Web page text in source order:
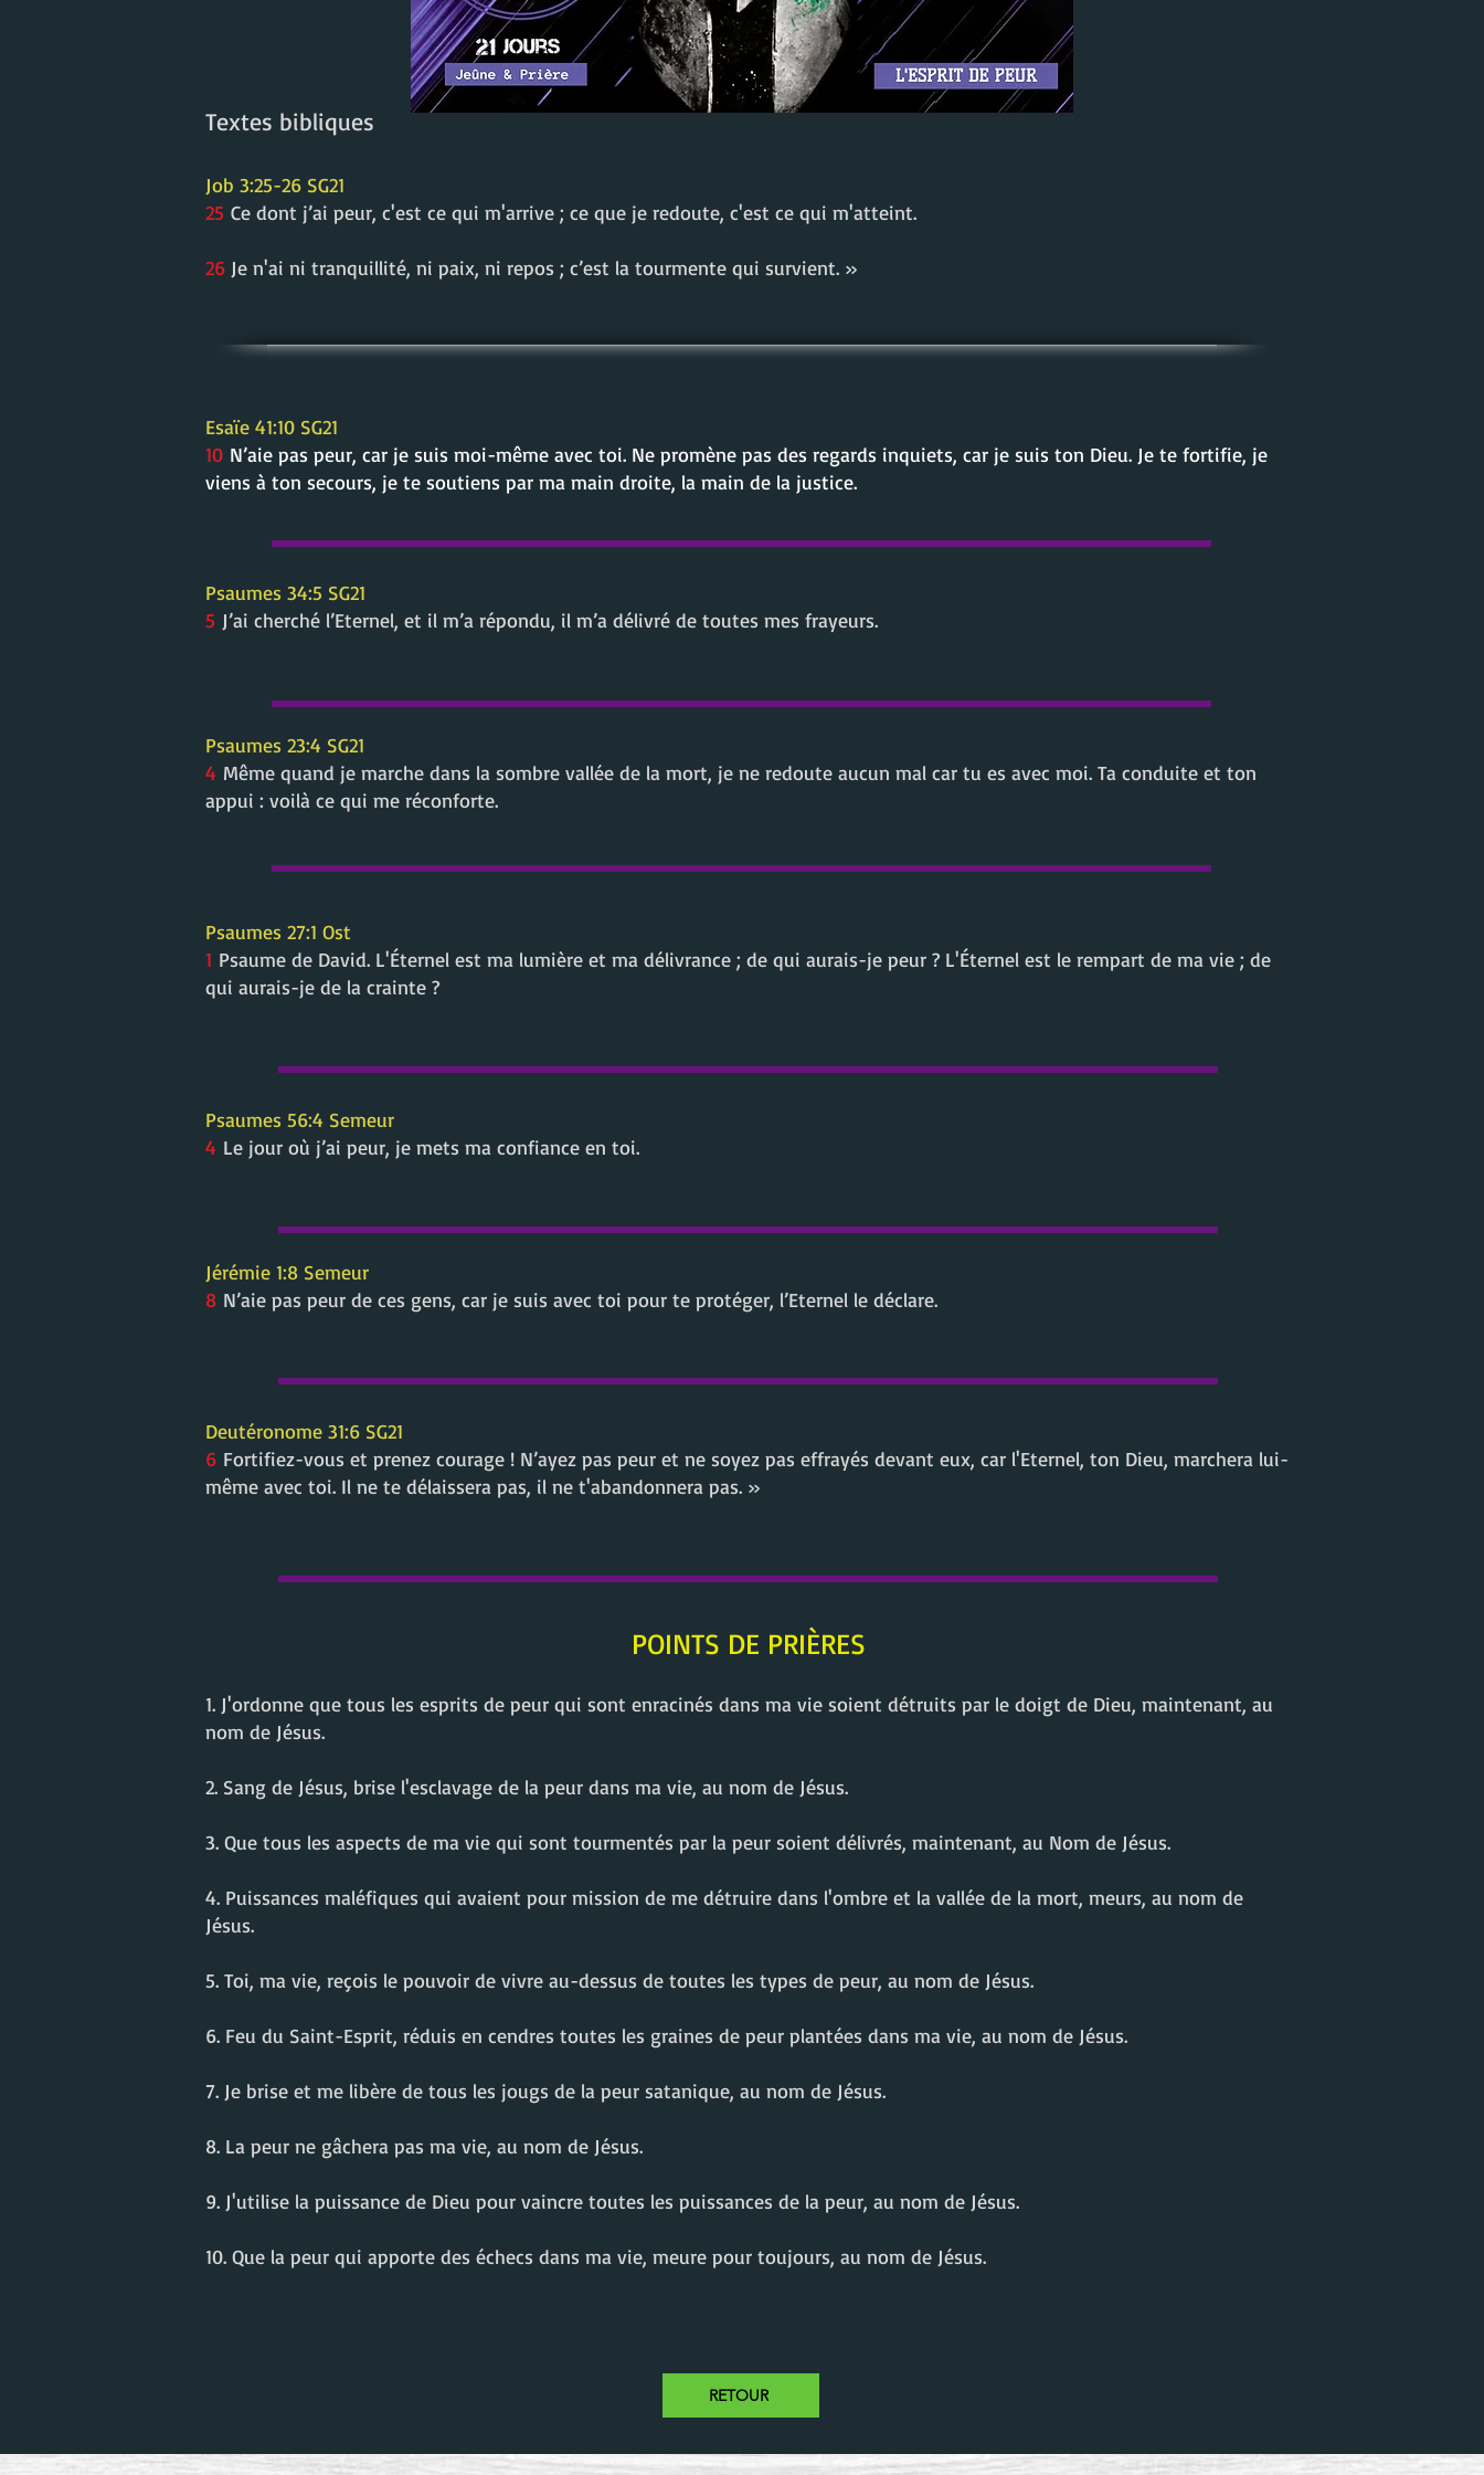
Textes bibliques
Job 3:25-26 SG21
25 Ce dont j’ai peur, c'est ce qui m'arrive ; ce que je redoute, c'est ce qui m'atteint.
26 Je n'ai ni tranquillité, ni paix, ni repos ; c’est la tourmente qui survient. »
Esaïe 41:10 SG21
10 N’aie pas peur, car je suis moi-même avec toi. Ne promène pas des regards inquiets, car je suis ton Dieu. Je te fortifie, je
viens à ton secours, je te soutiens par ma main droite, la main de la justice.
Psaumes 34:5 SG21
5 J’ai cherché l’Eternel, et il m’a répondu, il m’a délivré de toutes mes frayeurs.
Psaumes 23:4 SG21
4 Même quand je marche dans la sombre vallée de la mort, je ne redoute aucun mal car tu es avec moi. Ta conduite et ton
appui : voilà ce qui me réconforte.
Psaumes 27:1 Ost
1 Psaume de David. L'Éternel est ma lumière et ma délivrance ; de qui aurais-je peur ? L'Éternel est le rempart de ma vie ; de
qui aurais-je de la crainte ?
Psaumes 56:4 Semeur
4 Le jour où j’ai peur, je mets ma confiance en toi.
Jérémie 1:8 Semeur
8 N’aie pas peur de ces gens, car je suis avec toi pour te protéger, l’Eternel le déclare.
Deutéronome 31:6 SG21
6 Fortifiez-vous et prenez courage ! N’ayez pas peur et ne soyez pas effrayés devant eux, car l'Eternel, ton Dieu, marchera lui-
même avec toi. Il ne te délaissera pas, il ne t'abandonnera pas. »
POINTS DE PRIÈRES
1. J'ordonne que tous les esprits de peur qui sont enracinés dans ma vie soient détruits par le doigt de Dieu, maintenant, au
nom de Jésus.
2. Sang de Jésus, brise l'esclavage de la peur dans ma vie, au nom de Jésus.
3. Que tous les aspects de ma vie qui sont tourmentés par la peur soient délivrés, maintenant, au Nom de Jésus.
4. Puissances maléfiques qui avaient pour mission de me détruire dans l'ombre et la vallée de la mort, meurs, au nom de
Jésus.
5. Toi, ma vie, reçois le pouvoir de vivre au-dessus de toutes les types de peur, au nom de Jésus.
6. Feu du Saint-Esprit, réduis en cendres toutes les graines de peur plantées dans ma vie, au nom de Jésus.
7. Je brise et me libère de tous les jougs de la peur satanique, au nom de Jésus.
8. La peur ne gâchera pas ma vie, au nom de Jésus.
9. J'utilise la puissance de Dieu pour vaincre toutes les puissances de la peur, au nom de Jésus.
10. Que la peur qui apporte des échecs dans ma vie, meure pour toujours, au nom de Jésus.
RETOUR